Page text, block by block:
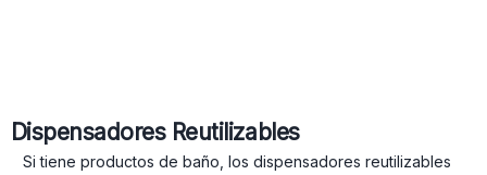
Dispensadores Reutilizables
Si tiene productos de baño, los dispensadores reutilizables